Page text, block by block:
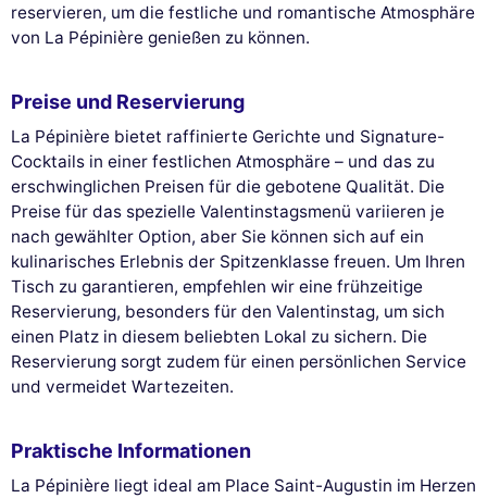
reservieren, um die festliche und romantische Atmosphäre
von La Pépinière genießen zu können.
Preise und Reservierung
La Pépinière bietet raffinierte Gerichte und Signature-
Cocktails in einer festlichen Atmosphäre – und das zu
erschwinglichen Preisen für die gebotene Qualität. Die
Preise für das spezielle Valentinstagsmenü variieren je
nach gewählter Option, aber Sie können sich auf ein
kulinarisches Erlebnis der Spitzenklasse freuen. Um Ihren
Tisch zu garantieren, empfehlen wir eine frühzeitige
Reservierung, besonders für den Valentinstag, um sich
einen Platz in diesem beliebten Lokal zu sichern. Die
Reservierung sorgt zudem für einen persönlichen Service
und vermeidet Wartezeiten.
Praktische Informationen
La Pépinière liegt ideal am Place Saint-Augustin im Herzen